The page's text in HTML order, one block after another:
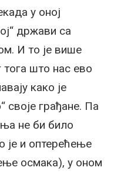
у оној
држави са
И то је више
тога што нас ево
како је
своје грађане. Па
не би било
је и оптерећење
осмака), у оном